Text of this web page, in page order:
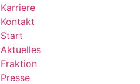
Karriere
Kontakt
Start
Aktuelles
Fraktion
Presse